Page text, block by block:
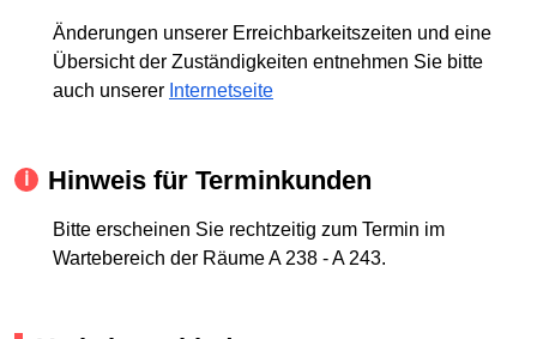
Änderungen unserer Erreichbarkeitszeiten und eine
Übersicht der Zuständigkeiten entnehmen Sie bitte
auch unserer Internetseite
Hinweis für Terminkunden
Bitte erscheinen Sie rechtzeitig zum Termin im
Wartebereich der Räume A 238 - A 243.